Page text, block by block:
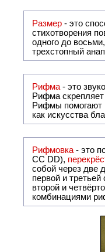
Размер - это
стихотворения
одного до
трехстопный
Рифма
Рифма
Рифмы
как искусства
Рифмовка - это
СС DD),
собой
первой и третьей
второй и четвёртой строкой
комбинациями